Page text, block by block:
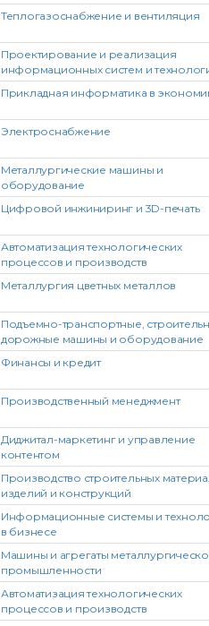
Теплогазоснабжение и вентиляция
Проектирование и реализация
информационных систем и
Прикладная информатика в
Электроснабжение
Металлургические машины и
оборудование
Цифровой инжиниринг и 3D-печать
Автоматизация технологических
процессов и производств
Металлургия цветных металлов
Подъемно-транспортные,
дорожные машины и оборудование
Финансы и кредит
Производственный менеджмент
Диджитал-маркетинг и управление
контентом
Производство строительных
изделий и конструкций
Информационные системы и
в бизнесе
Машины и агрегаты
промышленности
Автоматизация технологических
процессов и производств